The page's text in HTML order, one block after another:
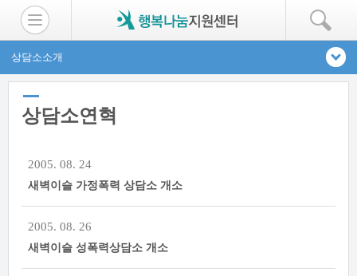
상담소소개
상담소연혁
2005. 08. 24
새벽이슬 가정폭력 상담소 개소
2005. 08. 26
새벽이슬 성폭력상담소 개소